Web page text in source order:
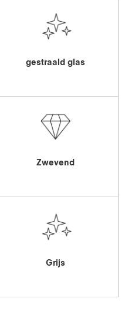
gestraald glas
Zwevend
Grijs